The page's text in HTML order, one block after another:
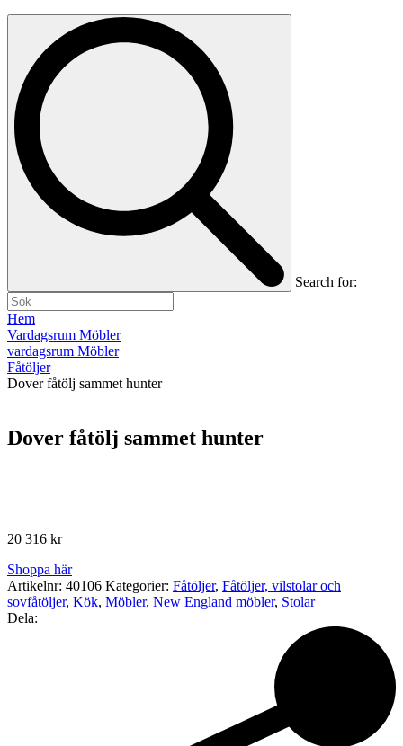
Search for:
Hem
Vardagsrum Möbler
vardagsrum Möbler
Fåtöljer
Dover fåtölj sammet hunter
Dover fåtölj sammet hunter
20 316 kr
Shoppa här
Artikelnr: 40106 Kategorier: Fåtöljer, Fåtöljer, vilstolar och
sovfåtöljer, Kök, Möbler, New England möbler, Stolar
Dela: